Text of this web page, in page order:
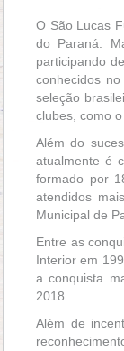
O São Lucas
do Paraná.
participando
conhecidos
seleção
clubes, como
Além do
atualmente é
formado por
atendidos
Municipal de
Entre as
Interior em
a conquista
2018.
Além de